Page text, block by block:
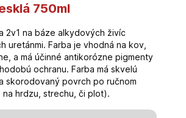
750ml
2v1 na báze alkydových živíc
uretánmi. Farba je vhodná na kov,
a má účinné antikorózne pigmenty
ochranu. Farba má skvelú
skorodovaný povrch po ručnom
hrdzu, strechu, či plot).